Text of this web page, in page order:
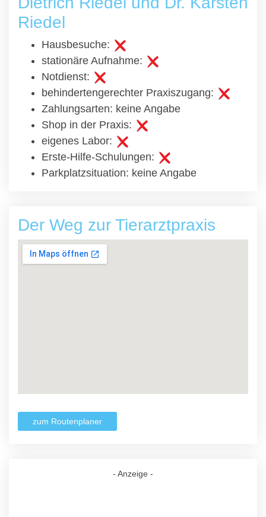
Riedel
Hausbesuche:
stationäre Aufnahme:
Notdienst:
behindertengerechter Praxiszugang:
Zahlungsarten: keine Angabe
Shop in der Praxis:
eigenes Labor:
Erste-Hilfe-Schulungen:
Parkplatzsituation: keine Angabe
Der Weg zur Tierarztpraxis
zum Routenplaner
- Anzeige -